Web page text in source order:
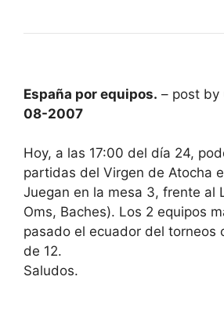
España por equipos. – post by
08-2007
Hoy, a las 17:00 del día 24,
partidas del Virgen de Atocha
Juegan en la mesa 3, frente al
Oms, Baches). Los 2 equipos
pasado el ecuador del torneos
de 12.
Saludos.